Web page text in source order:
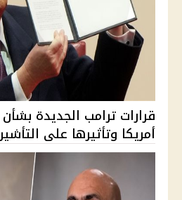
قرارات ترامب الجديدة
أمريكا وتأثيرها على